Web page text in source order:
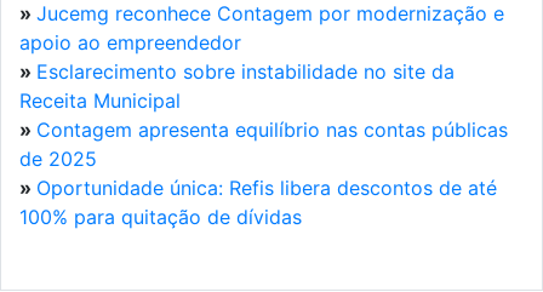
» Jucemg reconhece Contagem por modernização e
apoio ao empreendedor
» Esclarecimento sobre instabilidade no site da
Receita Municipal
» Contagem apresenta equilíbrio nas contas públicas
de 2025
» Oportunidade única: Refis libera descontos de até
100% para quitação de dívidas